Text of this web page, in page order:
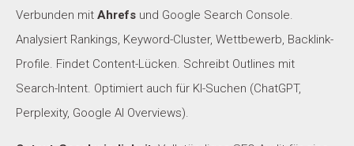
Verbunden mit Ahrefs und Google Search Console.
Analysiert Rankings, Keyword-Cluster, Wettbewerb, Backlink-
Profile. Findet Content-Lücken. Schreibt Outlines mit
Search-Intent. Optimiert auch für KI-Suchen (ChatGPT,
Perplexity, Google AI Overviews).